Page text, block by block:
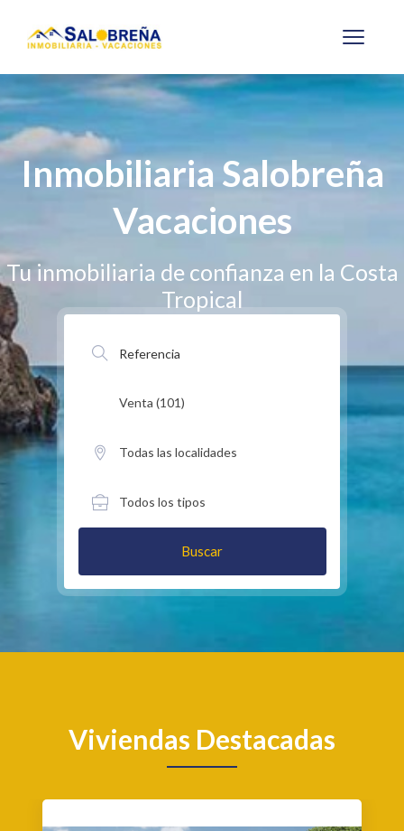
Inmobiliaria Salobreña
Vacaciones
Tu inmobiliaria de confianza en la Costa
Tropical
Buscar
Viviendas Destacadas